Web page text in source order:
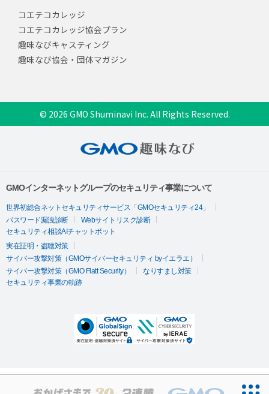
コエテコカレッジ
コエテコカレッジ協会プラン
趣味なびキャスティング
趣味なび協会・団体マガジン
© 2026 GMO Shuminavi Inc. All Rights Reserved.